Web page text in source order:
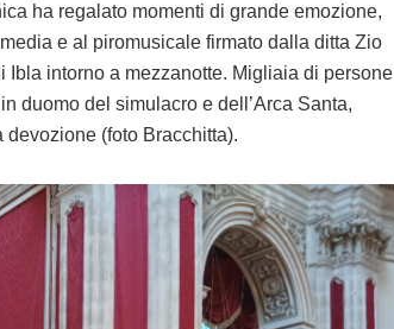
ha regalato momenti di grande emozione,
e al piromusicale firmato dalla ditta Zio
intorno a mezzanotte. Migliaia di persone
duomo del simulacro e dell’Arca Santa,
(foto Bracchitta).